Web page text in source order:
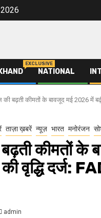
EXCLUSIVE
NATIONAL
की बढ़ती कीमतों के बावजूद मई 2026 में
ताज़ा ख़बरें न्यूज़ भारत मनोरंजन
कीमतों के
वृद्धि दर्ज:
admin